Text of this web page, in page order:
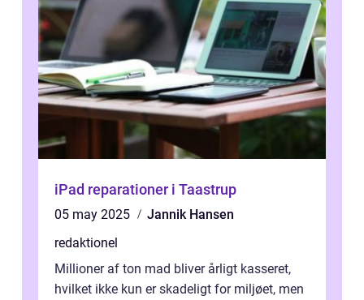
iPad reparationer i Taastrup
05 may 2025
Jannik Hansen
redaktionel
Millioner af ton mad bliver årligt kasseret,
hvilket ikke kun er skadeligt for miljøet, men